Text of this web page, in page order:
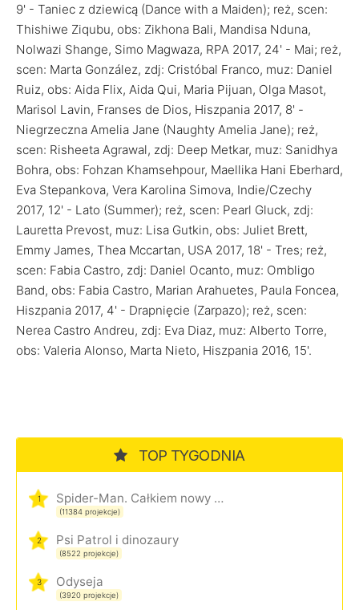
9' - Taniec z dziewicą (Dance with a Maiden); reż, scen:
Thishiwe Ziqubu, obs: Zikhona Bali, Mandisa Nduna,
Nolwazi Shange, Simo Magwaza, RPA 2017, 24' - Mai; reż,
scen: Marta González, zdj: Cristóbal Franco, muz: Daniel
Ruiz, obs: Aida Flix, Aida Qui, Maria Pijuan, Olga Masot,
Marisol Lavin, Franses de Dios, Hiszpania 2017, 8' -
Niegrzeczna Amelia Jane (Naughty Amelia Jane); reż,
scen: Risheeta Agrawal, zdj: Deep Metkar, muz: Sanidhya
Bohra, obs: Fohzan Khamsehpour, Maellika Hani Eberhard,
Eva Stepankova, Vera Karolina Simova, Indie/Czechy
2017, 12' - Lato (Summer); reż, scen: Pearl Gluck, zdj:
Lauretta Prevost, muz: Lisa Gutkin, obs: Juliet Brett,
Emmy James, Thea Mccartan, USA 2017, 18' - Tres; reż,
scen: Fabia Castro, zdj: Daniel Ocanto, muz: Ombligo
Band, obs: Fabia Castro, Marian Arahuetes, Paula Foncea,
Hiszpania 2017, 4' - Drapnięcie (Zarpazo); reż, scen:
Nerea Castro Andreu, zdj: Eva Diaz, muz: Alberto Torre,
obs: Valeria Alonso, Marta Nieto, Hiszpania 2016, 15'.
TOP TYGODNIA
1 Spider-Man. Całkiem nowy dzień
(11384 projekcje)
2 Psi Patrol i dinozaury
(8522 projekcje)
3 Odyseja
(3920 projekcje)